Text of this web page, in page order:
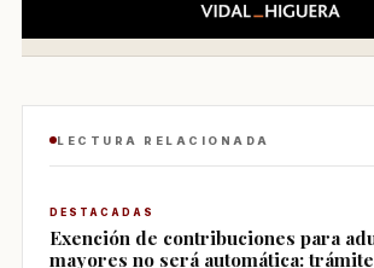
LECTURA RELACIONADA
DESTACADAS
Exención de contribuciones para
mayores no será automática: